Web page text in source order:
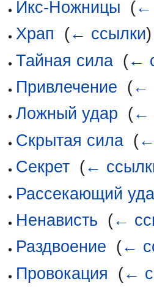
Икс-Ножницы (←
Храп
(← ссылки)
Тайная сила‎ (←
Привлечение (←
Ложный удар (←
Скрытая сила‎ (←
Секрет‎ (←
Рассекающий
Ненависть (←
Раздвоение (←
Провокация
(←